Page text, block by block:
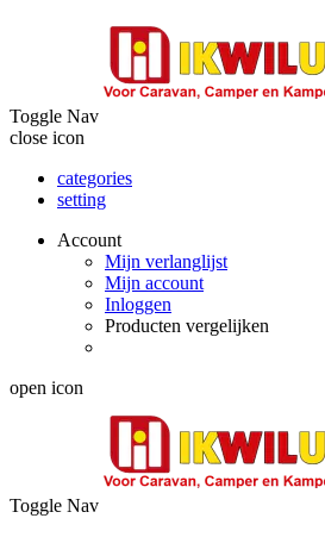
Toggle Nav
close icon
categories
setting
Account
Mijn verlanglijst
Mijn account
Inloggen
Producten vergelijken
open icon
Toggle Nav